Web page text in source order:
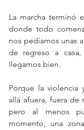
La marcha terminó
donde todo
nos pedíamos unas
de regreso a
llegamos bien.
Porque la violencia
allá afuera, fuera de
pero al menos
momento, una